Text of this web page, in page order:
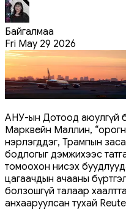
Байгалмаа
Fri May 29 2026
АНУ-ын Дотоод аюулгүй
Марквейн Маллин,
нэрлэгддэг, Трампын
бодлогыг дэмжихээс
томоохон нисэх
цагаачдын ачааны
болзошгүй талаар
анхааруулсан тухай